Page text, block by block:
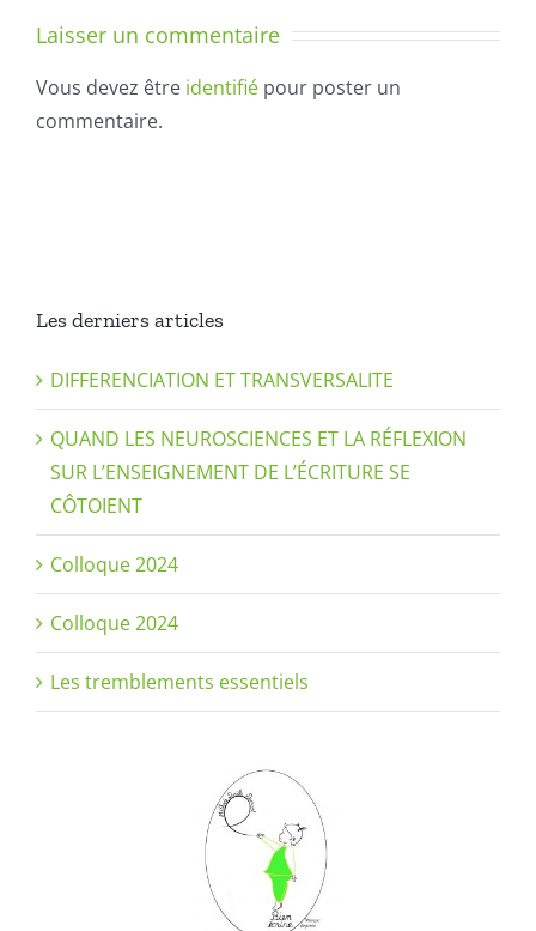
Laisser un commentaire
Vous devez être identifié pour poster un
commentaire.
Les derniers articles
DIFFERENCIATION ET TRANSVERSALITE
QUAND LES NEUROSCIENCES ET LA RÉFLEXION
SUR L’ENSEIGNEMENT DE L’ÉCRITURE SE
CÔTOIENT
Colloque 2024
Colloque 2024
Les tremblements essentiels